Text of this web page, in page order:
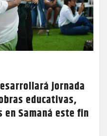
jornada
educativas,
Samaná este fin